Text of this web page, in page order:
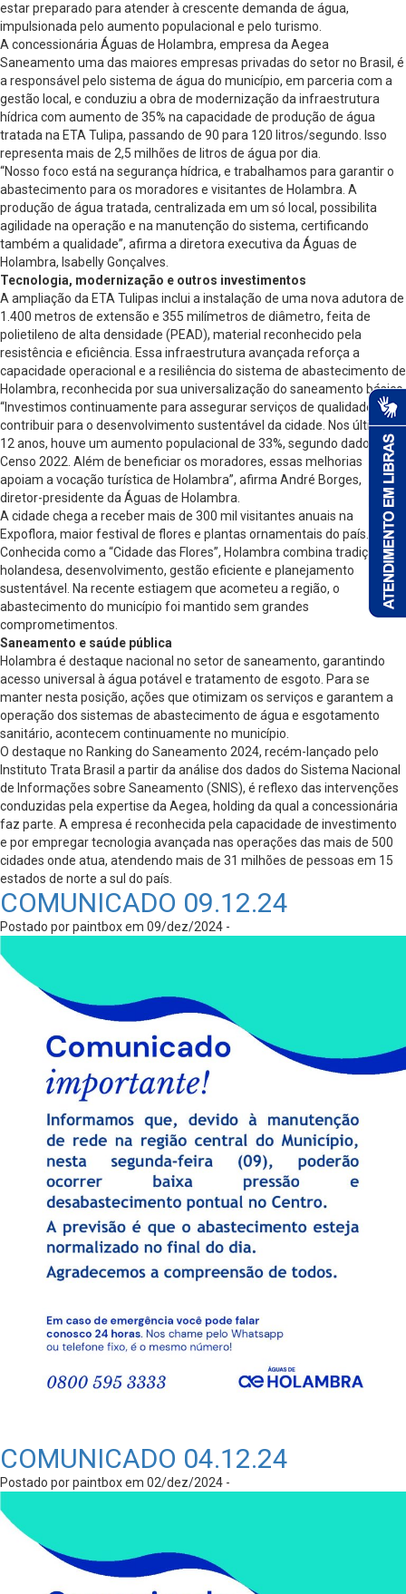
estar preparado para atender à crescente demanda de água,
impulsionada pelo aumento populacional e pelo turismo.
A concessionária Águas de Holambra, empresa da Aegea
Saneamento uma das maiores empresas privadas do setor no Brasil, é
a responsável pelo sistema de água do município, em parceria com a
gestão local, e conduziu a obra de modernização da infraestrutura
hídrica com aumento de 35% na capacidade de produção de água
tratada na ETA Tulipa, passando de 90 para 120 litros/segundo. Isso
representa mais de 2,5 milhões de litros de água por dia.
“Nosso foco está na segurança hídrica, e trabalhamos para garantir o
abastecimento para os moradores e visitantes de Holambra. A
produção de água tratada, centralizada em um só local, possibilita
agilidade na operação e na manutenção do sistema, certificando
também a qualidade”, afirma a diretora executiva da Águas de
Holambra, Isabelly Gonçalves.
Tecnologia, modernização e outros investimentos
A ampliação da ETA Tulipas inclui a instalação de uma nova adutora de
1.400 metros de extensão e 355 milímetros de diâmetro, feita de
polietileno de alta densidade (PEAD), material reconhecido pela
resistência e eficiência. Essa infraestrutura avançada reforça a
capacidade operacional e a resiliência do sistema de abastecimento de
Holambra, reconhecida por sua universalização do saneamento básico.
“Investimos continuamente para assegurar serviços de qualidade e
contribuir para o desenvolvimento sustentável da cidade. Nos últimos
12 anos, houve um aumento populacional de 33%, segundo dados do
Censo 2022. Além de beneficiar os moradores, essas melhorias
apoiam a vocação turística de Holambra”, afirma André Borges,
diretor-presidente da Águas de Holambra.
A cidade chega a receber mais de 300 mil visitantes anuais na
Expoflora, maior festival de flores e plantas ornamentais do país.
Conhecida como a “Cidade das Flores”, Holambra combina tradição
holandesa, desenvolvimento, gestão eficiente e planejamento
sustentável. Na recente estiagem que acometeu a região, o
abastecimento do município foi mantido sem grandes
comprometimentos.
Saneamento e saúde pública
Holambra é destaque nacional no setor de saneamento, garantindo
acesso universal à água potável e tratamento de esgoto. Para se
manter nesta posição, ações que otimizam os serviços e garantem a
operação dos sistemas de abastecimento de água e esgotamento
sanitário, acontecem continuamente no município.
O destaque no Ranking do Saneamento 2024, recém-lançado pelo
Instituto Trata Brasil a partir da análise dos dados do Sistema Nacional
de Informações sobre Saneamento (SNIS), é reflexo das intervenções
conduzidas pela expertise da Aegea, holding da qual a concessionária
faz parte. A empresa é reconhecida pela capacidade de investimento
e por empregar tecnologia avançada nas operações das mais de 500
cidades onde atua, atendendo mais de 31 milhões de pessoas em 15
estados de norte a sul do país.
COMUNICADO 09.12.24
Postado por paintbox em 09/dez/2024 -
COMUNICADO 04.12.24
Postado por paintbox em 02/dez/2024 -